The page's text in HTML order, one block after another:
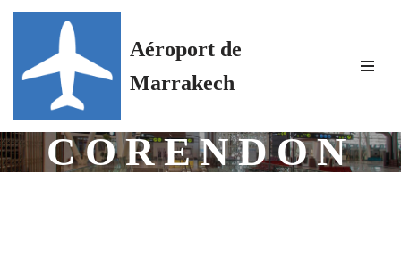
au
Aéroport de
Marrakech
CORENDON